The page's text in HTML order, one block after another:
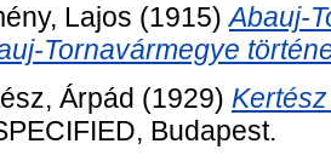
Lajos (1915)Abauj-
Tornavármegye
Árpád (1929)
Budapest.